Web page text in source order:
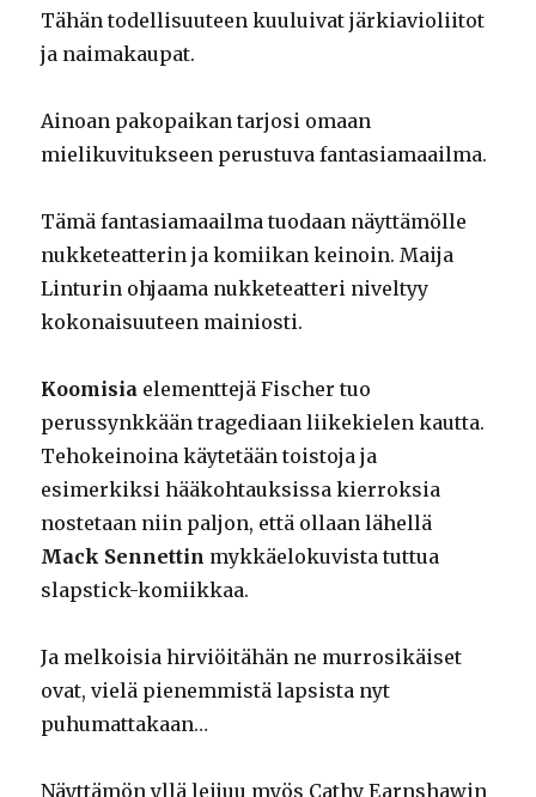
Tähän todellisuuteen kuuluivat järkiavioliitot
ja naimakaupat.
Ainoan pakopaikan tarjosi omaan
mielikuvitukseen perustuva fantasiamaailma.
Tämä fantasiamaailma tuodaan näyttämölle
nukketeatterin ja komiikan keinoin. Maija
Linturin ohjaama nukketeatteri niveltyy
kokonaisuuteen mainiosti.
Koomisia elementtejä Fischer tuo
perussynkkään tragediaan liikekielen kautta.
Tehokeinoina käytetään toistoja ja
esimerkiksi hääkohtauksissa kierroksia
nostetaan niin paljon, että ollaan lähellä
Mack Sennettin mykkäelokuvista tuttua
slapstick-komiikkaa.
Ja melkoisia hirviöitähän ne murrosikäiset
ovat, vielä pienemmistä lapsista nyt
puhumattakaan…
Näyttämön yllä leijuu myös Cathy Earnshawin